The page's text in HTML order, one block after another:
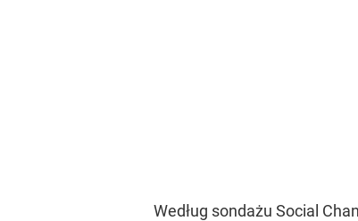
Według sondażu Social